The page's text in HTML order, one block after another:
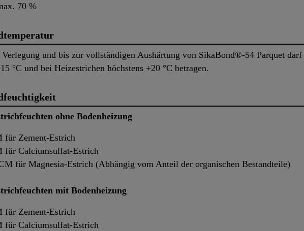
70 %
und bis zur vollständigen Aushärtung von SikaBond®-54 Parquet
°C und bei Heizestrichen höchstens +20 °C betragen.
ohne Bodenheizung
für Zement-Estrich
für Calciumsulfat-Estrich
für Magnesia-Estrich (Abhängig vom Anteil der organischen Bestandteile)
mit Bodenheizung
für Zement-Estrich
für Calciumsulfat-Estrich